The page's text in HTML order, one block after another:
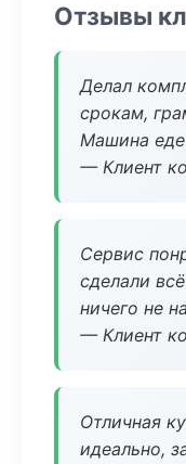
Отзывы
Делал
срокам,
Машина
— Клиент
Сервис
сделали
ничего не
— Клиент
Отличная
идеально,